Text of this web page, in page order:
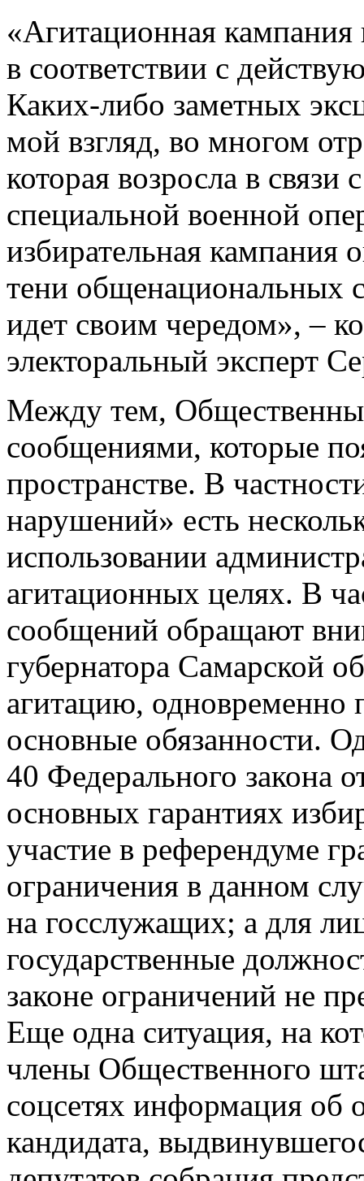
«Агитационная кампания
в соответствии с
Каких-либо заметных
мой взгляд, во многом
которая возросла в
специальной военной
избирательная кампания
тени общенациональных
идет своим чередом», –
электоральный эксперт
Между тем,
сообщениями, которые
пространстве. В
нарушений» есть
использовании
агитационных целях. В
сообщений обращают
губернатора Самарской
агитацию, одновременно
основные обязанности.
40 Федерального
основных гарантиях
участие в референдуме
ограничения в данном
на госслужащих; а для
государственные
законе ограничений не
Еще одна ситуация, на
члены Общественного
соцсетях информация об
кандидата,